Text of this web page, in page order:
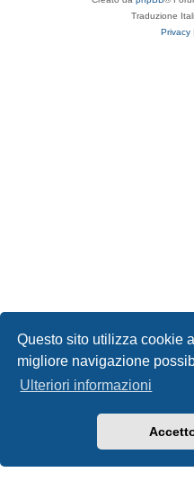
Questo sito utilizza cookie
migliore navigazione
Ulteriori informazioni
Traduzione
Privacy